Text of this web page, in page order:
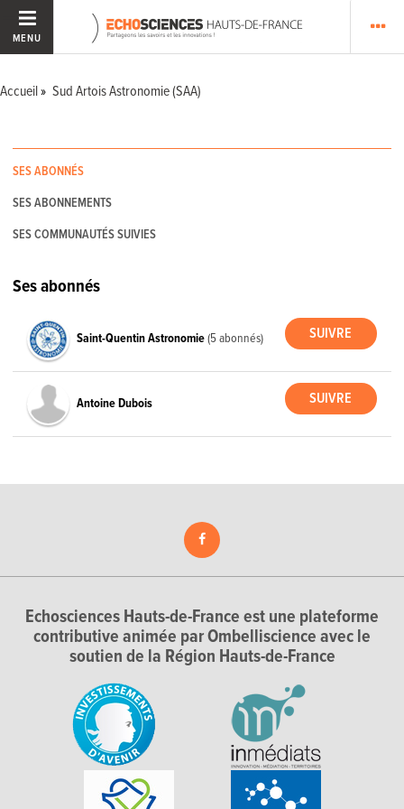
MENU
Accueil Sud Artois Astronomie (SAA)
SES ABONNÉS
SES ABONNEMENTS
SES COMMUNAUTÉS SUIVIES
Ses abonnés
Saint-Quentin Astronomie(5 abonnés)
Antoine Dubois
Echosciences Hauts-de-France est une plateforme
contributive animée par Ombelliscience avec le
soutien de la Région Hauts-de-France